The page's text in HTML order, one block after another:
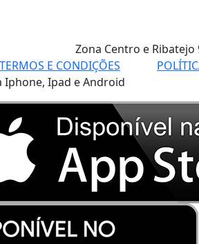
Zona Centro e Ribatejo
TERMOS E CONDIÇÕES
Ipad e Android